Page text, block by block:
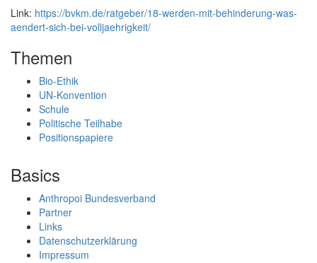
Link: https://bvkm.de/ratgeber/18-werden-mit-behinderung-was-
aendert-sich-bei-volljaehrigkeit/
Themen
Bio-Ethik
UN-Konvention
Schule
Politische Teilhabe
Positionspapiere
Basics
Anthropoi Bundesverband
Partner
Links
Datenschutzerklärung
Impressum